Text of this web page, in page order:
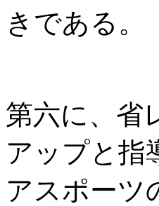
きである。
第六に、省
アップと指
アスポーツ